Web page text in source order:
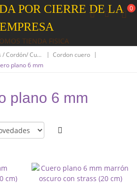
POR CIERRE DE LA
EMPRESA
TIENDA FISICA
0
Cintas / Cordón/ Cuero | Cordon cuero |
plano 6 mm
plano 6 mm